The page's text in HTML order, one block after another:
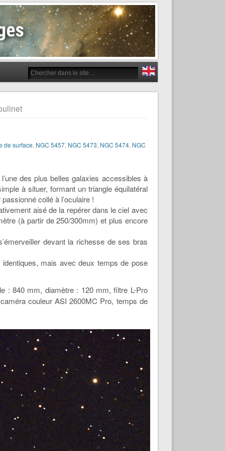
de surface, NGC 5457, NGC 5473, NGC 5474, NGC
des plus belles galaxies accessibles à
à situer, formant un triangle équilatéral
collé à l’oculaire !
aisé de la repérer dans le ciel avec
(à partir de 250/300mm) et plus encore
devant la richesse de ses bras
mais avec deux temps de pose
: 840 mm, diamètre : 120 mm, filtre L-Pro
couleur ASI 2600MC Pro, temps de